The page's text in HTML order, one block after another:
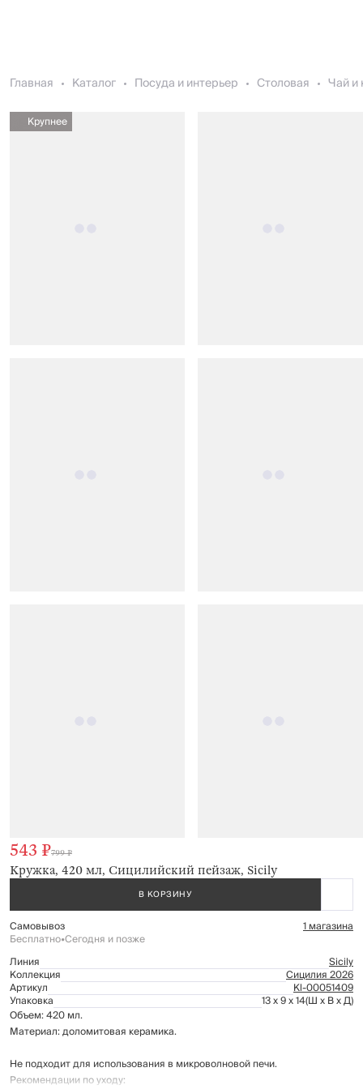
Главная Каталог Посуда и интерьер Столовая Чай и
Крупнее
Кружка, 420 мл, Сицилийский пейзаж, Sicily
543 ₽799 ₽
В КОРЗИНУ
Самовывоз 1 магазина
Бесплатно•Сегодня и позже
Линия
Sicily
Коллекция Сицилия 2026
Артикул Kl-00051409
Упаковка 13 x 9 x 14(Ш x В x Д)
Объем: 420 мл.
Материал: доломитовая керамика.
Не подходит для использования в микроволновой печи.
Рекомендации по уходу: